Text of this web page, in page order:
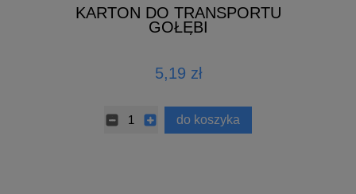
KARTON DO TRANSPORTU
GOŁĘBI
5,19 zł
do koszyka